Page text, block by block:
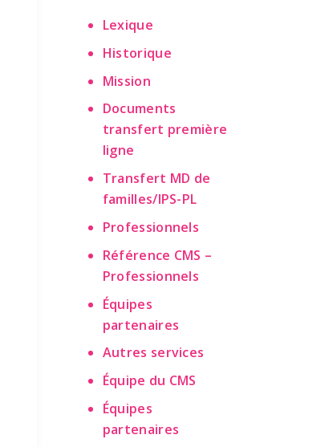
Lexique
Historique
Mission
Documents
transfert première
ligne
Transfert MD de
familles/IPS-PL
Professionnels
Référence CMS –
Professionnels
Équipes
partenaires
Autres services
Équipe du CMS
Équipes
partenaires